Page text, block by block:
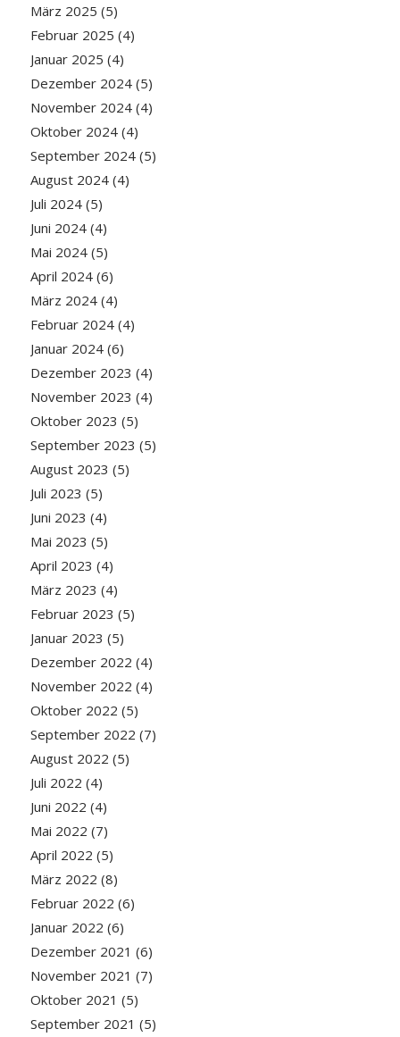
März 2025 (5)
Februar 2025 (4)
Januar 2025 (4)
Dezember 2024(5)
November 2024(4)
Oktober 2024(4)
September 2024(5)
August 2024(4)
Juli 2024(5)
Juni 2024(4)
Mai 2024(5)
April 2024(6)
März 2024(4)
Februar 2024(4)
Januar 2024(6)
Dezember 2023 (4)
November 2023 (4)
Oktober 2023 (5)
September 2023 (5)
August 2023 (5)
Juli 2023 (5)
Juni 2023 (4)
Mai 2023 (5)
April 2023 (4)
März 2023 (4)
Februar 2023 (5)
Januar 2023 (5)
Dezember 2022 (4)
November 2022 (4)
Oktober 2022 (5)
September 2022 (7)
August 2022 (5)
Juli 2022 (4)
Juni 2022 (4)
Mai 2022 (7)
April 2022 (5)
März 2022 (8)
Februar 2022 (6)
Januar 2022 (6)
Dezember 2021 (6)
November 2021 (7)
Oktober 2021 (5)
September 2021 (5)